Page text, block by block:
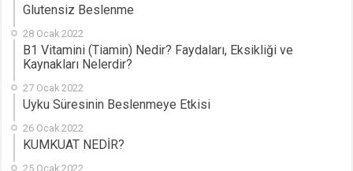
Glutensiz Beslenme
28 Ocak 2022
B1 Vitamini (Tiamin) Nedir? Faydaları, Eksikliği ve
Kaynakları Nelerdir?
27 Ocak 2022
Uyku Süresinin Beslenmeye Etkisi
26 Ocak 2022
KUMKUAT NEDİR?
25 Ocak 2022